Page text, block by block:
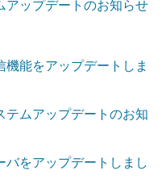
アップデートのお知らせ
機能をアップデートしま
テムアップデートのお知
バをアップデートしまし